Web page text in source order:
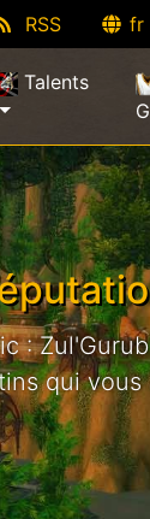
RSS fr
Talents
:
qui vous